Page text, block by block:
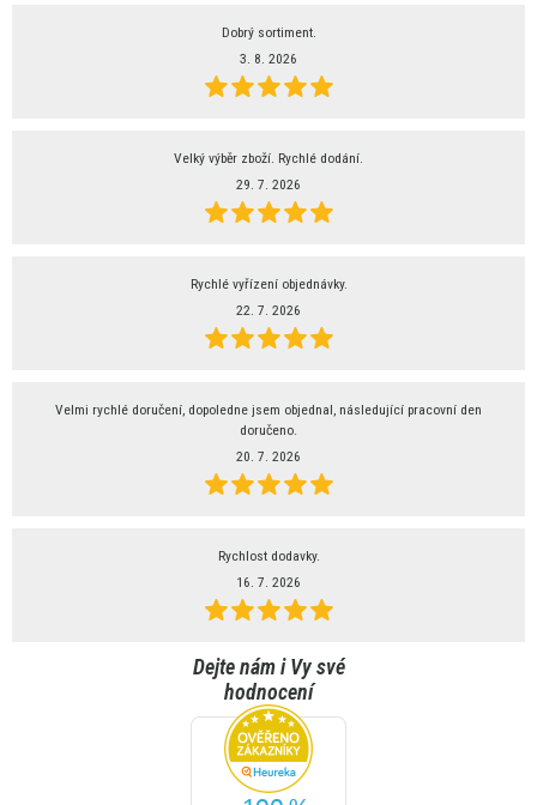
Dobrý sortiment.
3. 8. 2026
Velký výběr zboží. Rychlé dodání.
29. 7. 2026
Rychlé vyřízení objednávky.
22. 7. 2026
Velmi rychlé doručení, dopoledne jsem objednal, následující pracovní den
doručeno.
20. 7. 2026
Rychlost dodavky.
16. 7. 2026
Dejte nám i Vy své
hodnocení